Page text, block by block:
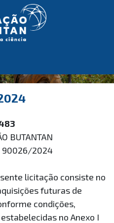
BUTANTAN
90026/2024
licitação consiste no
futuras de
condições,
no Anexo I